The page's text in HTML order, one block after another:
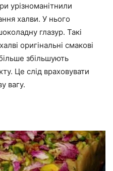
урізноманітнили
халви. У нього
глазур. Такі
оригінальні смакові
збільшують
Це слід враховувати
вагу.